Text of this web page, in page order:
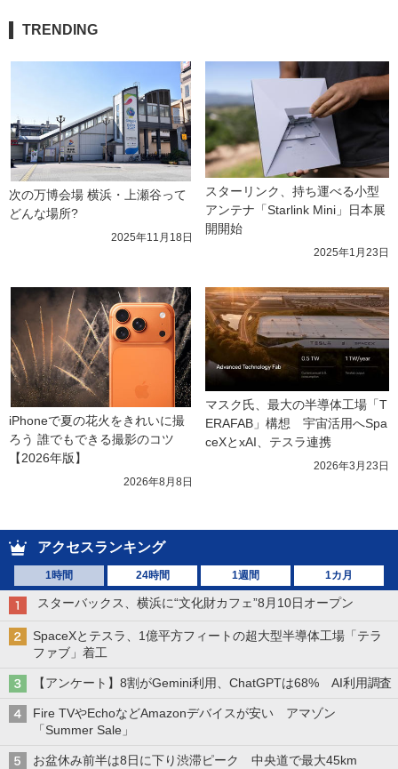
TRENDING
次の万博会場 横浜・上瀬谷って
どんな場所?
2025年11月18日
スターリンク、持ち運べる小型
アンテナ「Starlink Mini」日本展
開開始
2025年1月23日
iPhoneで夏の花火をきれいに撮
ろう 誰でもできる撮影のコツ
【2026年版】
2026年8月8日
マスク氏、最大の半導体工場「T
ERAFAB」構想　宇宙活用へSpa
ceXとxAI、テスラ連携
2026年3月23日
アクセスランキング
1時間 24時間 1週間 1カ月
スターバックス、横浜に“文化財カフェ”8月10日オープン
SpaceXとテスラ、1億平方フィートの超大型半導体工場「テラ
ファブ」着工
【アンケート】8割がGemini利用、ChatGPTは68% AI利用調査
Fire TVやEchoなどAmazonデバイスが安い アマゾン
「Summer Sale」
お盆休み前半は8日に下り渋滞ピーク 中央道で最大45km